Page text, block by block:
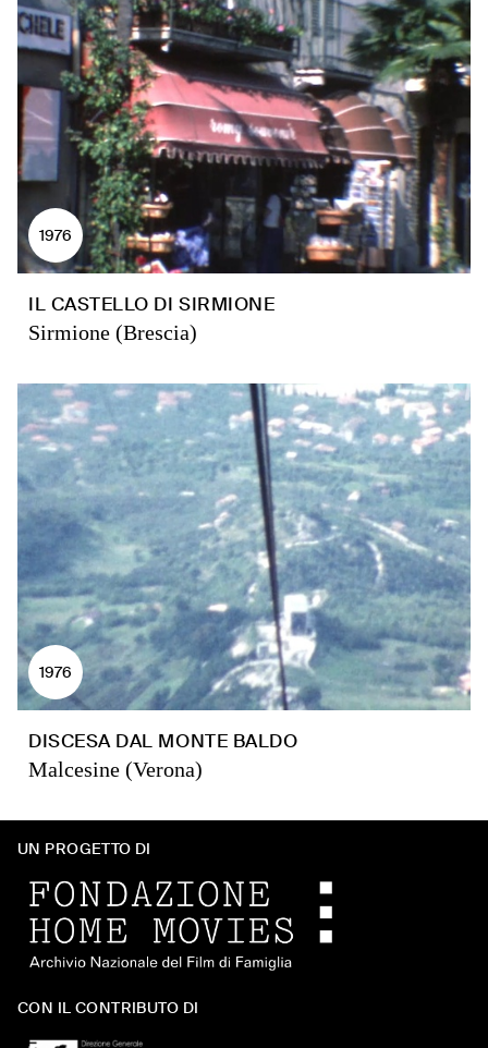
1976
IL CASTELLO DI SIRMIONE
Sirmione (Brescia)
1976
DISCESA DAL MONTE BALDO
Malcesine (Verona)
UN PROGETTO DI
CON IL CONTRIBUTO DI